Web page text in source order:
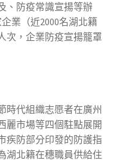
、防疫常識宣揚等辦
業（近2000名湖北籍
次，企業防疫宣揚籠罩
時代組織志愿者在廣州
麗市場等四個駐點展開
疾防部分印發的防護指
湖北籍在穗職員供給住